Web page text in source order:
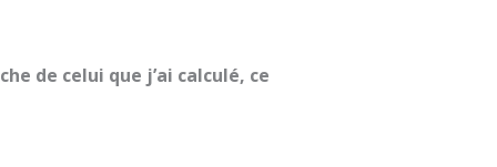
de celui que j’ai calculé, ce